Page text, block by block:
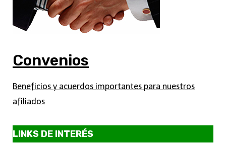
Convenios
Beneficios y acuerdos importantes para nuestros
afiliados
LINKS DE INTERÉS